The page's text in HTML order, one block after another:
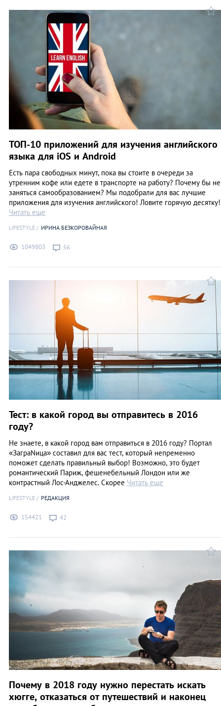
ТОП-10 приложений для изучения английского
языка для iOS и Android
Есть пара свободных минут, пока вы стоите в очереди за
утренним кофе или едете в транспорте на работу? Почему бы не
заняться самообразованием? Мы подобрали для вас лучшие
приложения для изучения английского! Ловите горячую десятку!
Читать еще
LIFESTYLE ИРИНА БЕЗКОРОВАЙНАЯ
1049803 56
Тест: в какой город вы отправитесь в 2016
году?
Не знаете, в какой город вам отправиться в 2016 году? Портал
«ЗаграNица» составил для вас тест, который непременно
поможет сделать правильный выбор! Возможно, это будет
романтический Париж, фешенебельный Лондон или же
контрастный Лос-Анджелес. Скорее Читать еще
LIFESTYLE РЕДАКЦИЯ
154421 42
Почему в 2018 году нужно перестать искать
хюгге, отказаться от путешествий и наконец